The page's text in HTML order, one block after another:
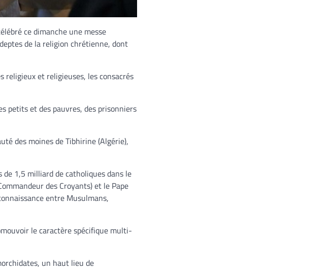
ce dimanche une messe
de la religion chrétienne, dont
religieux et religieuses, les consacrés
petits et des pauvres, des prisonniers
des moines de Tibhirine (Algérie),
1,5 milliard de catholiques dans le
des Croyants) et le Pape
entre Musulmans,
le caractère spécifique multi-
un haut lieu de